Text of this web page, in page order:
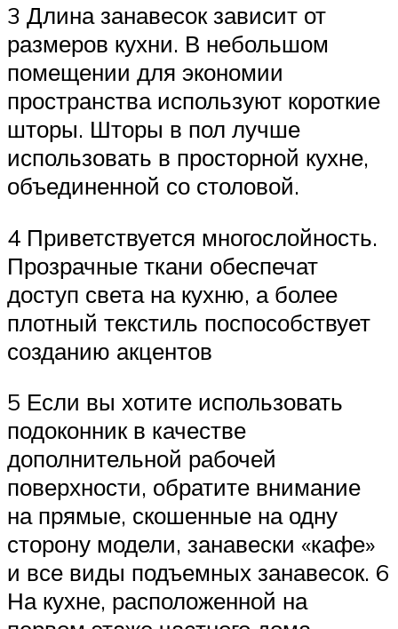
3 Длина занавесок зависит от
размеров кухни. В небольшом
помещении для экономии
пространства используют короткие
шторы. Шторы в пол лучше
использовать в просторной кухне,
объединенной со столовой.
4 Приветствуется многослойность.
Прозрачные ткани обеспечат
доступ света на кухню, а более
плотный текстиль поспособствует
созданию акцентов
5 Если вы хотите использовать
подоконник в качестве
дополнительной рабочей
поверхности, обратите внимание
на прямые, скошенные на одну
сторону модели, занавески «кафе»
и все виды подъемных занавесок. 6
На кухне, расположенной на